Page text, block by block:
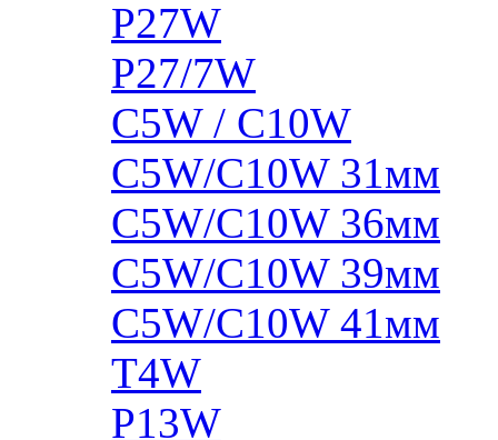
P27W
P27/7W
C5W / C10W
C5W/C10W 31мм
C5W/C10W 36мм
C5W/C10W 39мм
C5W/C10W 41мм
T4W
P13W